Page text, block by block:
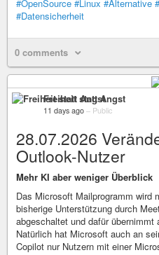
#OpenSource #Linux #Alternative
#Datensicherheit
0 comments
Freiheit statt Angst
11 days ago – Public
28.07.2026
Outlook-Nutzer
Mehr KI aber weniger Überblick
Das Microsoft Mailprogramm wird
bisherige Unterstützung durch
abgeschaltet und dafür
Natürlich hat Microsoft auch an
Copilot nur Nutzern mit einer